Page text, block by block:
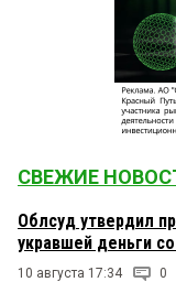
СВЕЖИЕ
Облсуд утвердил
укравшей деньги
10 августа 17:34 0